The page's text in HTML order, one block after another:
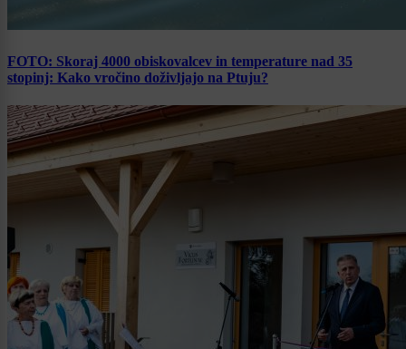
FOTO: Skoraj 4000 obiskovalcev in temperature nad 35
stopinj: Kako vročino doživljajo na Ptuju?